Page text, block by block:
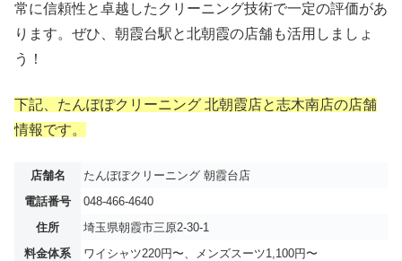
常に信頼性と卓越したクリーニング技術で一定の評価があ
ります。ぜひ、朝霞台駅と北朝霞の店舗も活用しましょ
う！
下記、たんぽぽクリーニング 北朝霞店と志木南店の店舗
情報です。
店舗名
たんぽぽクリーニング 朝霞台店
電話番号
048-466-4640
住所
埼玉県朝霞市三原2-30-1
料金体系
ワイシャツ220円〜、メンズスーツ1,100円〜